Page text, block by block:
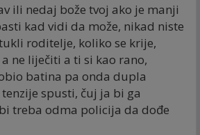
ili nedaj bože tvoj ako je manji
kad vidi da može, nikad niste
roditelje, koliko se krije,
ne liječiti a ti si kao rano,
batina pa onda dupla
spusti, čuj ja bi ga
treba odma policija da dođe